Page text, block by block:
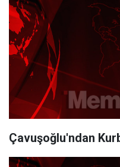
Çavuşoğlu'ndan